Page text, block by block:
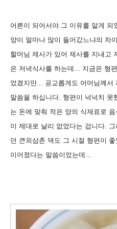
어른이 되어서야 그 이유를 알게 되
양이 얼마나 많이 들어갔느냐의 차
할머님 제사가 있어 제사를 지내고
은 저녁식사를 하는데... 지금은 형
었겠지만... 공교롭게도 어머님께
말씀을 하십니다. 형편이 넉넉치 못
는 돈에 맞춰 적은 양의 식재료로
이 제대로 날리 없었다는 겁니다.
던 큰외삼촌 댁도 그 시절 형편이
이어졌다는 말씀이었는데...